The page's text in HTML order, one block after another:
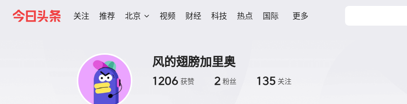
关注 推荐 北京 视频 财经 科技 热点 国际 更多
风的翅膀加里奥
1206 获赞 2 粉丝 135 关注